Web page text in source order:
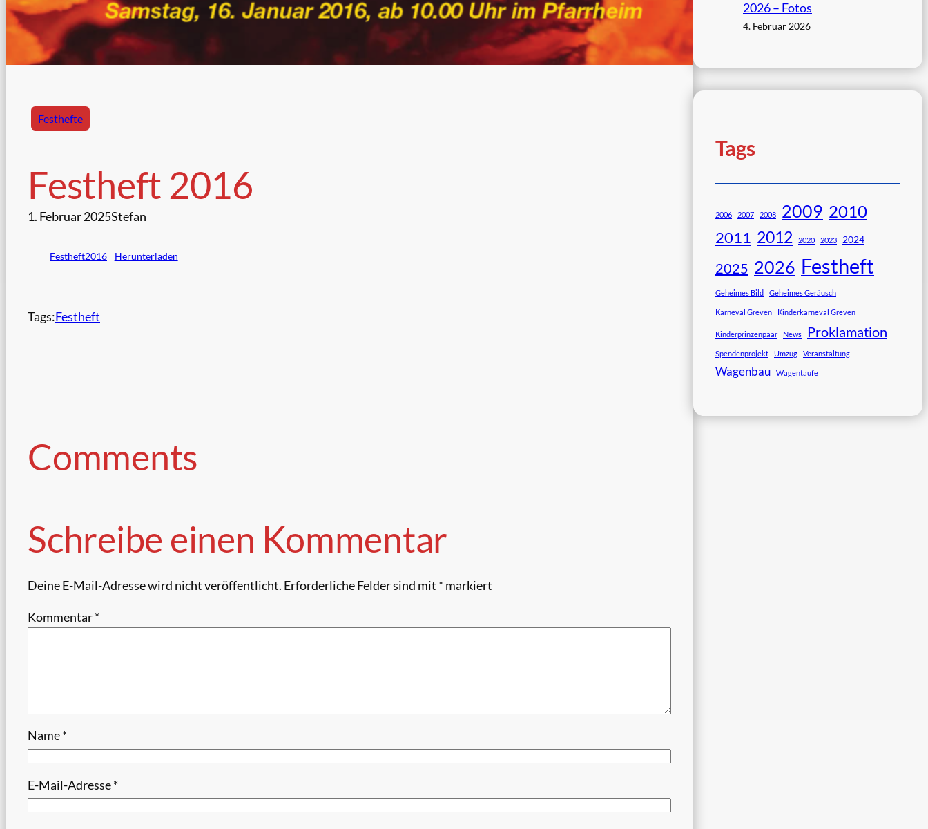
Festhefte
Festheft 2016
1. Februar 2025Stefan
Festheft2016 Herunterladen
Tags:Festheft
Comments
Schreibe einen Kommentar
Deine E-Mail-Adresse wird nicht veröffentlicht. Erforderliche Felder sind mit *markiert
Kommentar*
Name*
E-Mail-Adresse*
2026 – Fotos
4. Februar 2026
Tags
2006 2007 2008 2009 2010
2011 2012 2020 2023 2024
2025 2026 Festheft
Geheimes Bild Geheimes Geräusch
Karneval Greven Kinderkarneval Greven
Kinderprinzenpaar News Proklamation
Spendenprojekt Umzug Veranstaltung
Wagenbau Wagentaufe